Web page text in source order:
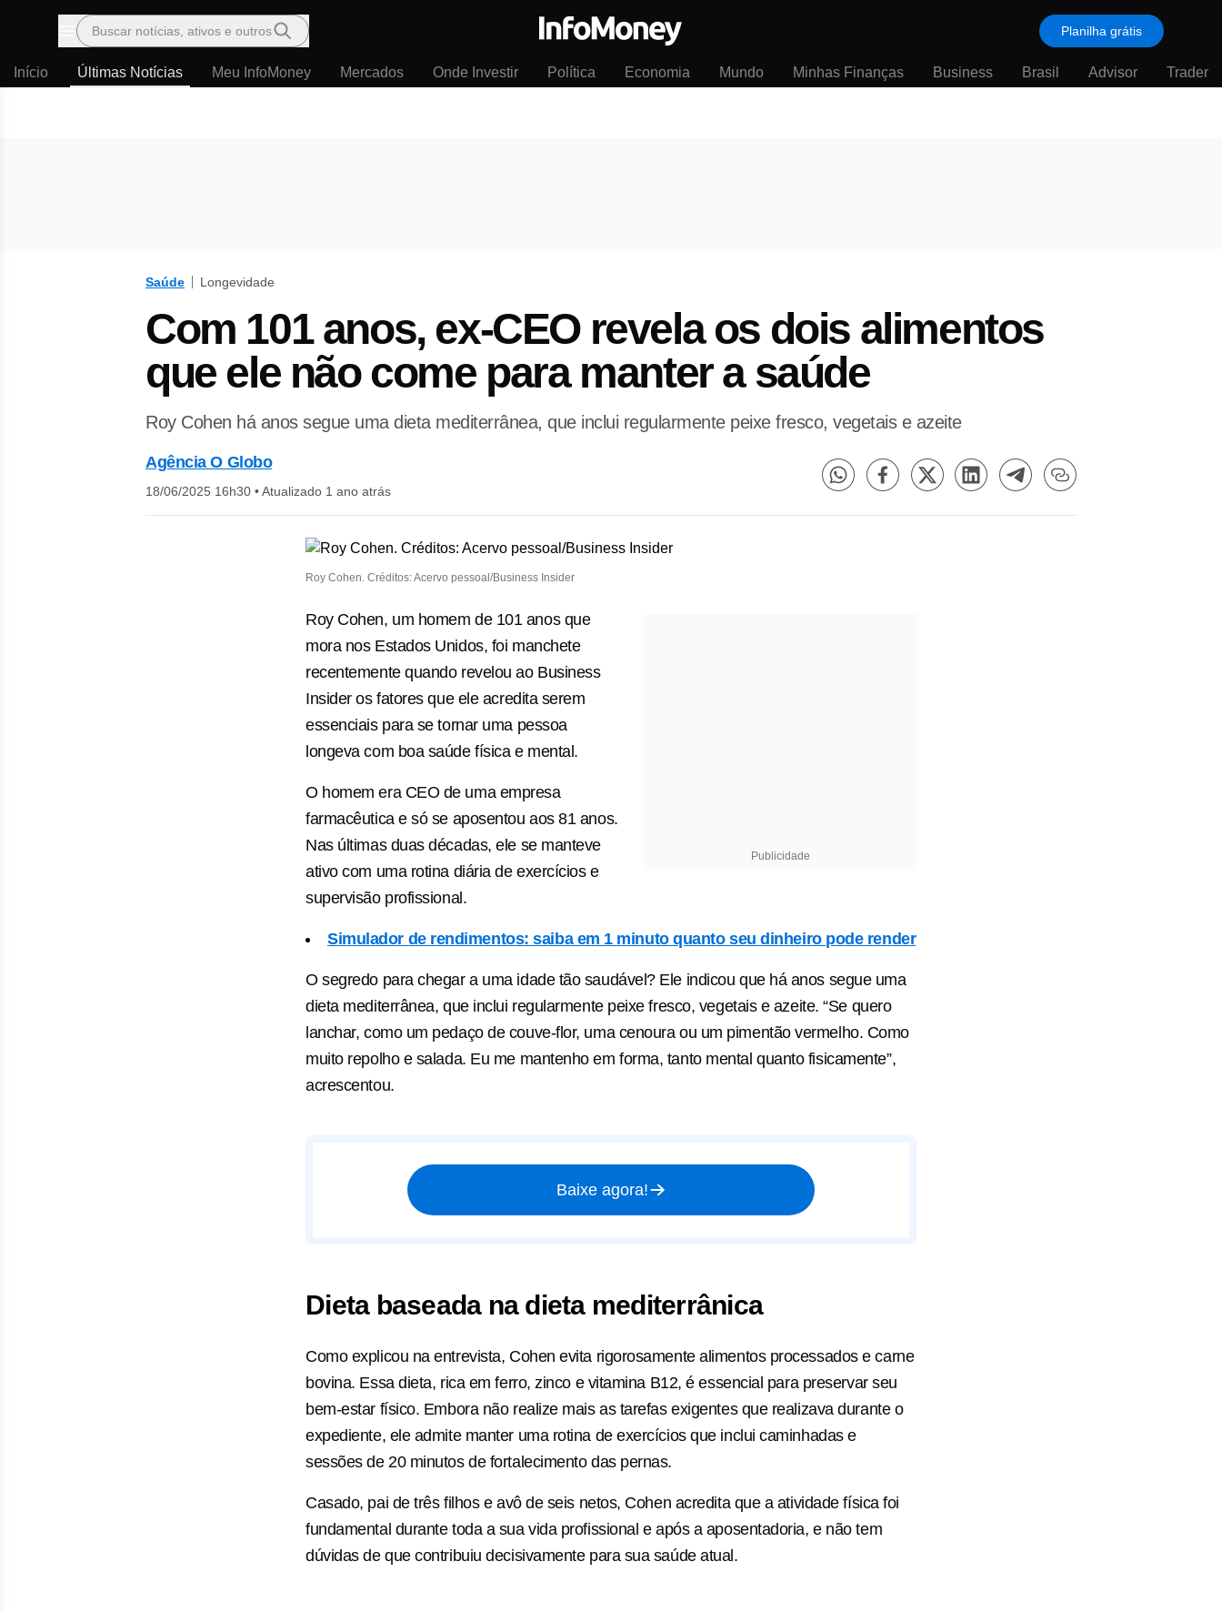
Menu
Buscar notícias, ativos e outros Planilha grátis
Início Últimas Notícias Meu InfoMoney Mercados Onde Investir Política Economia Mundo Minhas Finanças Business Brasil Advisor Trader
Saúde Longevidade
Com 101 anos, ex-CEO revela os dois alimentos
que ele não come para manter a saúde
Roy Cohen há anos segue uma dieta mediterrânea, que inclui regularmente peixe fresco, vegetais e azeite
Agência O Globo
18/06/2025 16h30 •Atualizado 1 ano atrás
Roy Cohen. Créditos: Acervo pessoal/Business Insider
Publicidade
Roy Cohen, um homem de 101 anos que
mora nos Estados Unidos, foi manchete
recentemente quando revelou ao Business
Insider os fatores que ele acredita serem
essenciais para se tornar uma pessoa
longeva com boa saúde física e mental.
O homem era CEO de uma empresa
farmacêutica e só se aposentou aos 81 anos.
Nas últimas duas décadas, ele se manteve
ativo com uma rotina diária de exercícios e
supervisão profissional.
Simulador de rendimentos: saiba em 1 minuto quanto seu dinheiro pode render
O segredo para chegar a uma idade tão saudável? Ele indicou que há anos segue uma
dieta mediterrânea, que inclui regularmente peixe fresco, vegetais e azeite. “Se quero
lanchar, como um pedaço de couve-flor, uma cenoura ou um pimentão vermelho. Como
muito repolho e salada. Eu me mantenho em forma, tanto mental quanto fisicamente”,
acrescentou.
Baixe agora!
Dieta baseada na dieta mediterrânica
Como explicou na entrevista, Cohen evita rigorosamente alimentos processados ​​e carne
bovina. Essa dieta, rica em ferro, zinco e vitamina B12, é essencial para preservar seu
bem-estar físico. Embora não realize mais as tarefas exigentes que realizava durante o
expediente, ele admite manter uma rotina de exercícios que inclui caminhadas e
sessões de 20 minutos de fortalecimento das pernas.
Casado, pai de três filhos e avô de seis netos, Cohen acredita que a atividade física foi
fundamental durante toda a sua vida profissional e após a aposentadoria, e não tem
dúvidas de que contribuiu decisivamente para sua saúde atual.